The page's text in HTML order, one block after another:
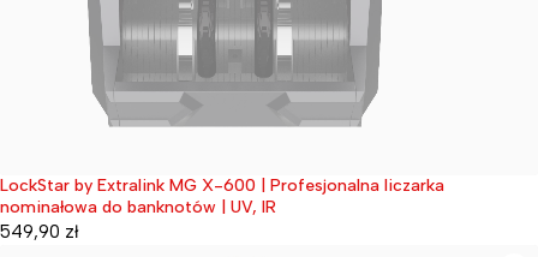
Wyprzedane
LockStar by Extralink MG X-600 | Profesjonalna liczarka
nominałowa do banknotów | UV, IR
549,90 zł